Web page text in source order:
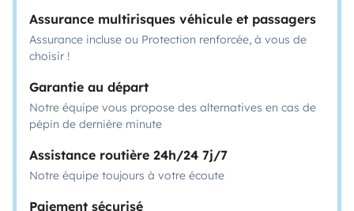
Assurance multirisques véhicule et passagers
Assurance incluse ou Protection renforcée, à vous de
choisir !
Garantie au départ
Notre équipe vous propose des alternatives en cas de
pépin de dernière minute
Assistance routière 24h/24 7j/7
Notre équipe toujours à votre écoute
Paiement sécurisé